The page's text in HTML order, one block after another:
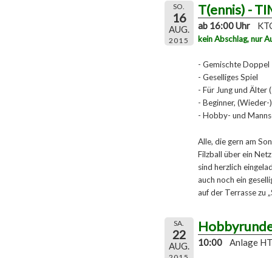
SO.
16
AUG.
2015
T(ennis) -
ab 16:00 Uhr
kein Abschlag, nur
- Gemischte Doppel
- Geselliges Spiel
- Für Jung und Älter
- Beginner, (Wieder-
- Hobby- und
Alle, die gern am
Filzball über ein
sind herzlich
auch noch ein
auf der Terrasse zu
SA.
22
AUG. 10:00 Anlage